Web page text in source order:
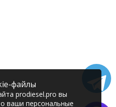
файлы
prodiesel.pro вы
ваши персональные